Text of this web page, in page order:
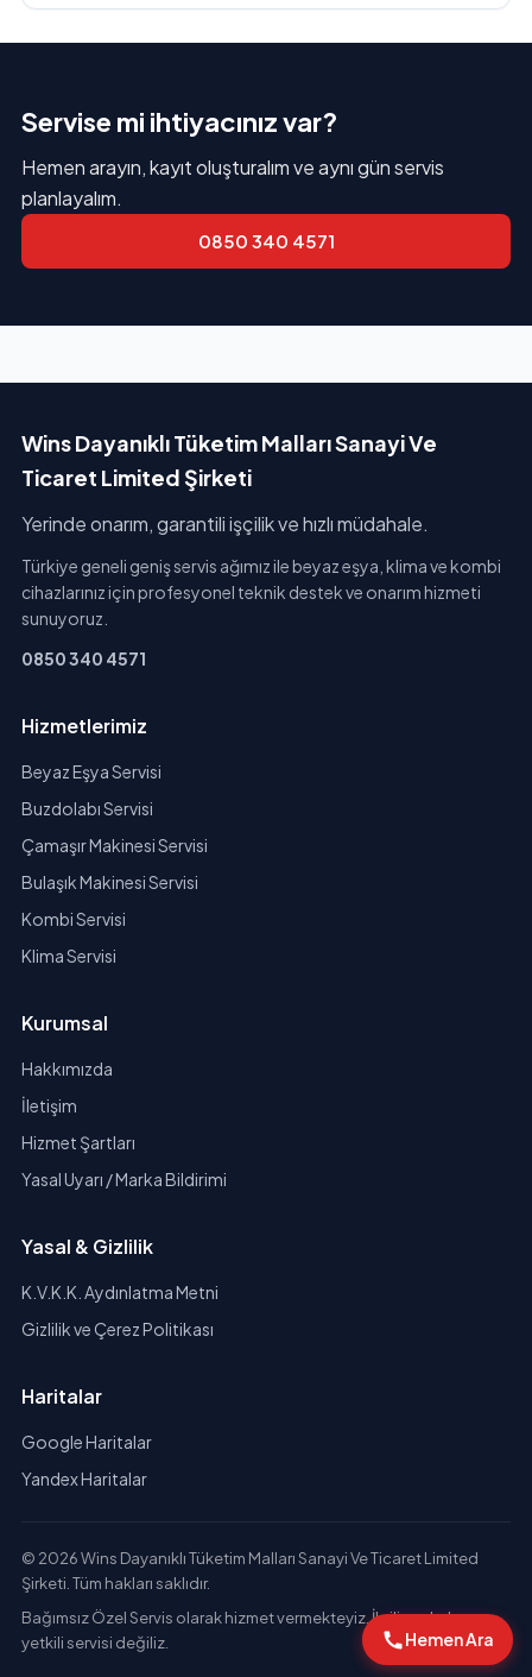
Servise mi ihtiyacınız var?
Hemen arayın, kayıt oluşturalım ve aynı gün servis
planlayalım.
0850 340 4571
Wins Dayanıklı Tüketim Malları Sanayi Ve
Ticaret Limited Şirketi
Yerinde onarım, garantili işçilik ve hızlı müdahale.
Türkiye geneli geniş servis ağımız ile beyaz eşya, klima ve kombi
cihazlarınız için profesyonel teknik destek ve onarım hizmeti
sunuyoruz.
0850 340 4571
Hizmetlerimiz
Beyaz Eşya Servisi
Buzdolabı Servisi
Çamaşır Makinesi Servisi
Bulaşık Makinesi Servisi
Kombi Servisi
Klima Servisi
Kurumsal
Hakkımızda
İletişim
Hizmet Şartları
Yasal Uyarı / Marka Bildirimi
Yasal & Gizlilik
K.V.K.K. Aydınlatma Metni
Gizlilik ve Çerez Politikası
Haritalar
Google Haritalar
Yandex Haritalar
© 2026 Wins Dayanıklı Tüketim Malları Sanayi Ve Ticaret Limited
Şirketi. Tüm hakları saklıdır.
Bağımsız Özel Servis olarak hizmet vermekteyiz. İlgili markaların
yetkili servisi değiliz.
Hemen Ara